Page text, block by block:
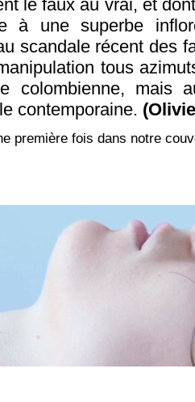
le faux au vrai, et
à une superbe
scandale récent des
tous
colombienne, mais
contemporaine.
première fois dans notre